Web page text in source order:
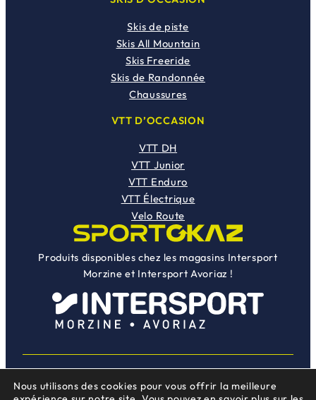
Skis de piste
Skis All Mountain
Skis Freeride
Skis de Randonnée
Chaussures
VTT D’OCCASION
VTT DH
VTT Junior
VTT Enduro
VTT Électrique
Velo Route
Produits disponibles chez les magasins Intersport
Morzine et Intersport Avoriaz !
Une créationMojocom
Nous utilisons des cookies pour vous offrir la meilleure